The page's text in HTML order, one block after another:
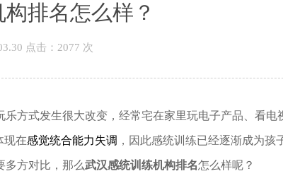
排名怎么样？
点击：2077 次
式发生很大改变，经常宅在家里玩电子产品、看电
现在感觉统合能力失调 ，因此感统训练已经逐渐成为孩
多方对比，那么武汉感统训练机构排名怎么样呢？